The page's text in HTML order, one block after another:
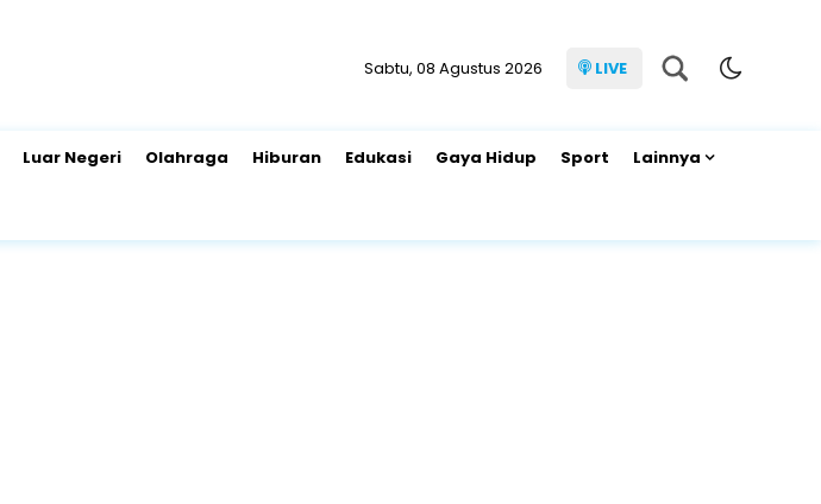
Sabtu, 08 Agustus 2026 LIVE
Luar Negeri Olahraga Hiburan Edukasi Gaya Hidup Sport Lainnya